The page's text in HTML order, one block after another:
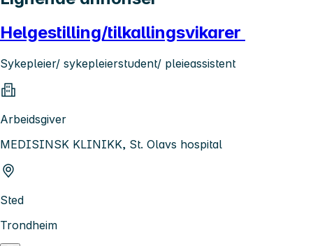
Helgestilling/tilkallingsvikarer
Sykepleier/ sykepleierstudent/ pleieassistent
Arbeidsgiver
MEDISINSK KLINIKK, St. Olavs hospital
Sted
Trondheim